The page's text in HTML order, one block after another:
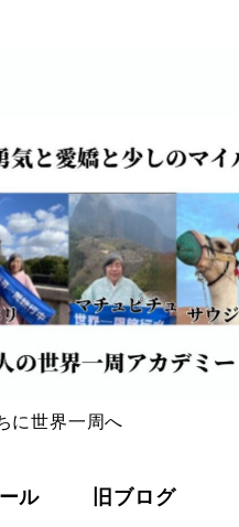
に世界一周へ
ル 旧ブログ